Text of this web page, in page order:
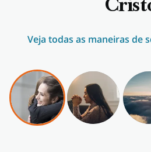
Veja todas as maneiras de